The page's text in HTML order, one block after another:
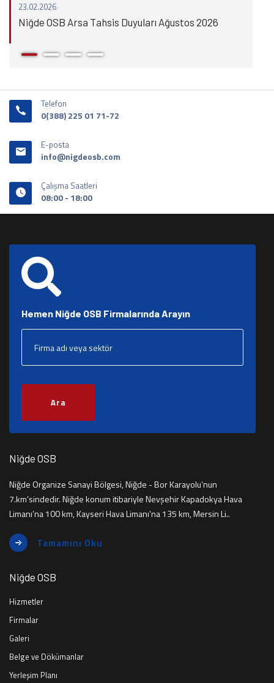
23.02.2026
Niğde OSB Arsa Tahsis Duyuları Ağustos 2026
Telefon
0(388) 225 01 71-72
E-posta
info@nigdeosb.com
Çalışma Saatleri
08:00 - 18:00
Hemen Niğde OSB Firmalarında Arayın
Ara
Niğde OSB
Niğde Organize Sanayi Bölgesi, Niğde - Bor Karayolu’nun
7.km’sindedir. Niğde konum itibariyle Nevşehir Kapadokya Hava
Limanı’na 100 km, Kayseri Hava Limanı’na 135 km, Mersin Li..
Tamamını Oku
Niğde OSB
Hizmetler
Firmalar
Galeri
Belge ve Dökümanlar
Yerleşim Planı